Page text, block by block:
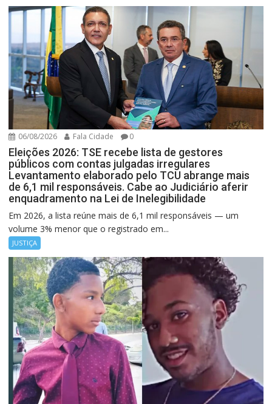
06/08/2026 Fala Cidade 0
Eleições 2026: TSE recebe lista de gestores
públicos com contas julgadas irregulares
Levantamento elaborado pelo TCU abrange mais
de 6,1 mil responsáveis. Cabe ao Judiciário aferir
enquadramento na Lei de Inelegibilidade
Em 2026, a lista reúne mais de 6,1 mil responsáveis — um
volume 3% menor que o registrado em...
JUSTIÇA